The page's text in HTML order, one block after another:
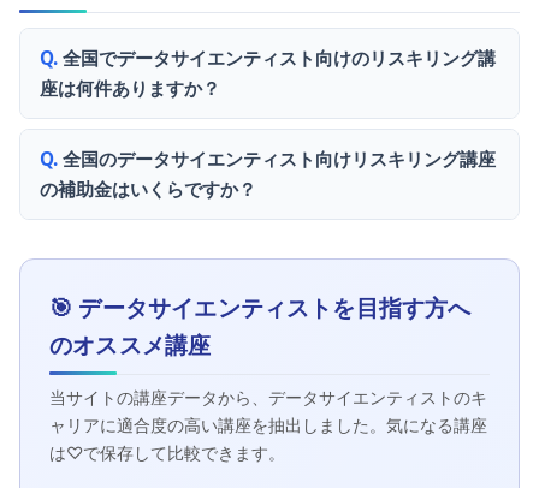
全国でデータサイエンティスト向けのリスキリング講
座は何件ありますか？
全国のデータサイエンティスト向けリスキリング講座
の補助金はいくらですか？
🎯 データサイエンティストを目指す方へ
のオススメ講座
当サイトの講座データから、データサイエンティストのキ
ャリアに適合度の高い講座を抽出しました。気になる講座
は♡で保存して比較できます。